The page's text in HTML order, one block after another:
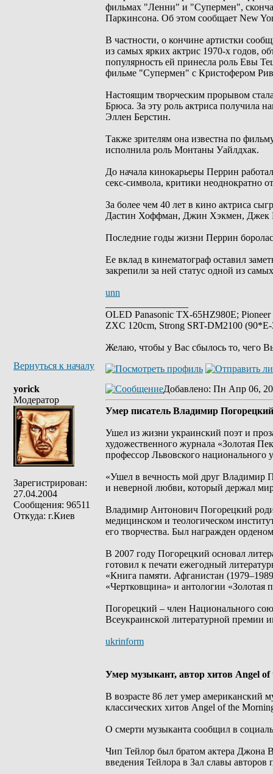
фильмах "Ленни" и "Супермен",
Паркинсона. Об этом сообщает New
В частности, о кончине артистки
из самых ярких актрис 1970-х годов,
популярность ей принесла роль Евы
фильме "Супермен" с Кристофером
Настоящим творческим прорывом
Брюса. За эту роль актриса получила
Эллен Берстин.
Также зрителям она известна по
исполнила роль Монтаны Уайлдхак.
До начала кинокарьеры Перрин
секс-символа, критики неоднократно
За более чем 40 лет в кино актриса
Дастин Хоффман, Джин Хэкмен, Джек
Последние годы жизни Перрин
Ее вклад в кинематограф оставил
закрепили за ней статус одной из
unn
OLED Panasonic TX-65HZ980E;
ZXC 120cm, Strong SRT-DM2100
Желаю, чтобы у Вас сбылось то, чего
Вернуться к началу
yorick
Модератор
Зарегистрирован:
27.04.2004
Сообщения: 96511
Откуда: г.Киев
Добавлено: Пн Апр 06,
Умер писатель Владимир Погорецкий
Ушел из жизни украинский поэт и
художественного журнала «Золотая
профессор Львовского
«Ушел в вечность мой друг Владимир
и неверной любви, который держал
Владимир Антонович Погорецкий
медицинском и теологическом
его творчества. Был награжден
В 2007 году Погорецкий основал
готовил к печати ежегодный
«Книга памяти. Афганистан
«Чертковщина» и антологии «Золотая
Погорецкий – член Национального
Всеукраинской литературной премии
ukrinform
Умер музыкант, автор хитов Angel
В возрасте 86 лет умер американский
классических хитов Angel of the
О смерти музыканта сообщил в
Чип Тейлор был братом актера Джона
введения Тейлора в Зал славы авторов